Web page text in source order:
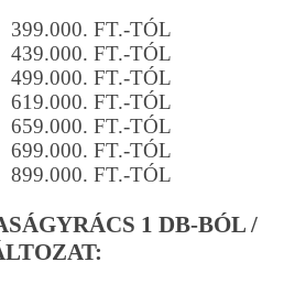
FT.-TÓL
FT.-TÓL
FT.-TÓL
FT.-TÓL
FT.-TÓL
FT.-TÓL
FT.-TÓL
1 DB-BÓL /